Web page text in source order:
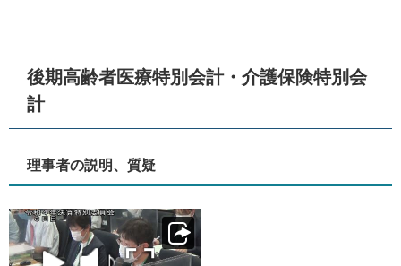
後期高齢者医療特別会計・介護保険特別会
計
理事者の説明、質疑